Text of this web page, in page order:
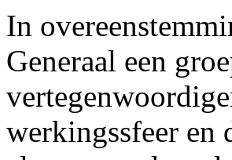
In
Generaal een
werkingssfeer en